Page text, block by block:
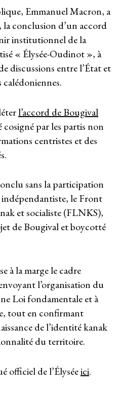
Emmanuel Macron, a
conclusion d’un accord
institutionnel de la
« Élysée-Oudinot », à
discussions entre l’État et
l’accord de Bougival
cosigné par les partis non
centristes et des
sans la participation
le Front
et socialiste (FLNKS),
de Bougival et boycotté
à la marge le cadre
l’organisation du
Loi fondamentale et à
tout en confirmant
de l’identité kanak
du territoire.
officiel de l’Élyséeici.